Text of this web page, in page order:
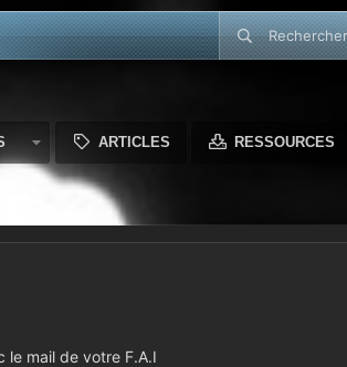
ARTICLES RESSOURCES
le mail de votre F.A.I